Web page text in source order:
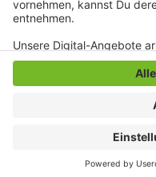
Anzeige